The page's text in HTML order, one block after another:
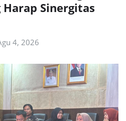
Sinergitas
4, 2026